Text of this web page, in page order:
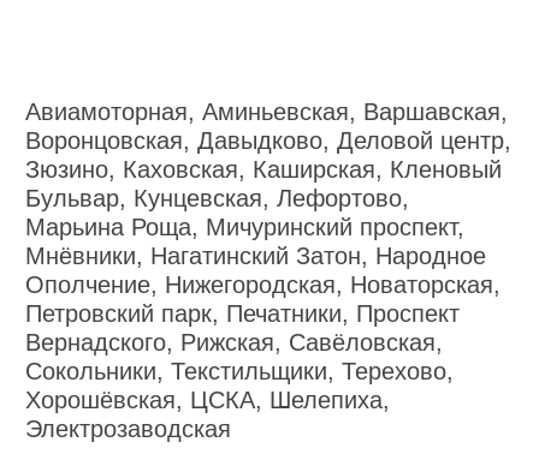
Авиамоторная, Аминьевская, Варшавская,
Воронцовская, Давыдково, Деловой центр,
Зюзино, Каховская, Каширская, Кленовый
Бульвар, Кунцевская, Лефортово,
Марьина Роща, Мичуринский проспект,
Мнёвники, Нагатинский Затон, Народное
Ополчение, Нижегородская, Новаторская,
Петровский парк, Печатники, Проспект
Вернадского, Рижская, Савёловская,
Сокольники, Текстильщики, Терехово,
Хорошёвская, ЦСКА, Шелепиха,
Электрозаводская